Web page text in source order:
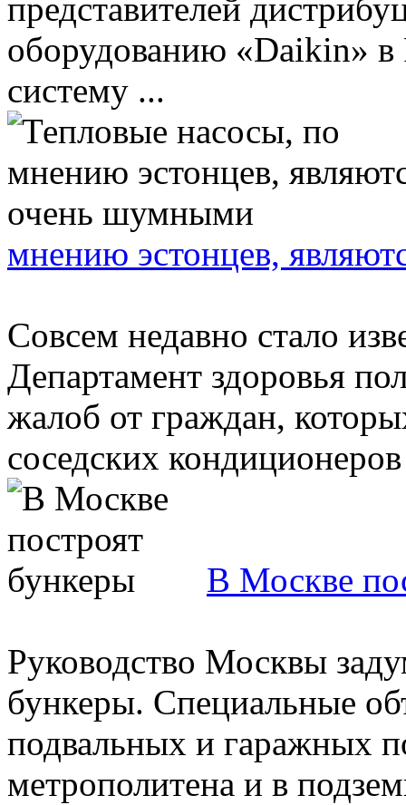
представителей
оборудованию «Daikin» в
систему ...
мнению эстонцев,
Совсем недавно стало
Департамент здоровья
жалоб от граждан,
соседских
В Москве
Руководство Москвы
бункеры. Специальные
подвальных и гаражных
метрополитена и в